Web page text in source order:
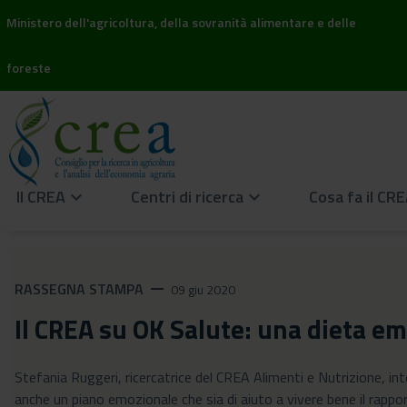
Ministero dell'agricoltura, della sovranità alimentare e delle
foreste
Il CREA keyboard_arrow_down Centri di ricerca keyboard_arrow_down Cosa fa il
RASSEGNA STAMPA remove 09 giu 2020
Il CREA su OK Salute: una dieta
Stefania Ruggeri, ricercatrice del CREA Alimenti e Nutrizione,
anche un piano emozionale che sia di aiuto a vivere bene il